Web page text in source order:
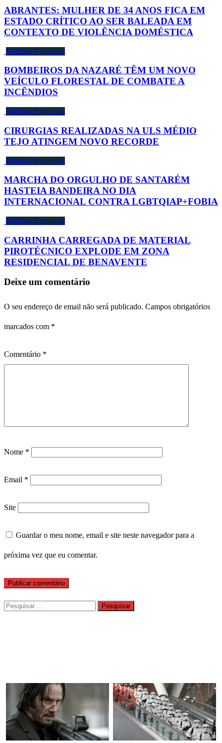
ABRANTES: MULHER DE 34 ANOS FICA EM
ESTADO CRÍTICO AO SER BALEADA EM
CONTEXTO DE VIOLÊNCIA DOMÉSTICA
Notícias Regionais
BOMBEIROS DA NAZARÉ TÊM UM NOVO
VEÍCULO FLORESTAL DE COMBATE A
INCÊNDIOS
Notícias Regionais
CIRURGIAS REALIZADAS NA ULS MÉDIO
TEJO ATINGEM NOVO RECORDE
Notícias Regionais
MARCHA DO ORGULHO DE SANTARÉM
HASTEIA BANDEIRA NO DIA
INTERNACIONAL CONTRA LGBTQIAP+FOBIA
Notícias Regionais
CARRINHA CARREGADA DE MATERIAL
PIROTÉCNICO EXPLODE EM ZONA
RESIDENCIAL DE BENAVENTE
Deixe um comentário
O seu endereço de email não será publicado. Campos obrigatórios
marcados com *
Comentário *
Nome *
Email *
Site
Guardar o meu nome, email e site neste navegador para a
próxima vez que eu comentar.
Pesquisar
por: